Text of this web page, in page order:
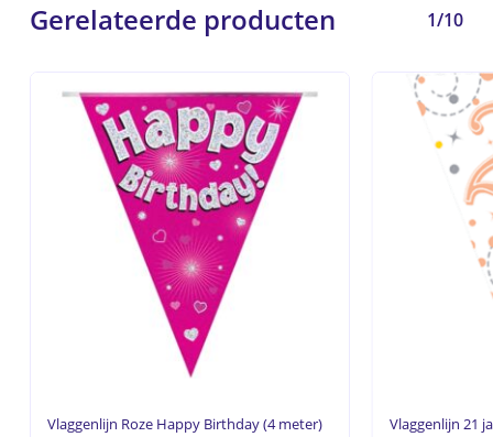
Gerelateerde producten 1/10
Vlaggenlijn Roze Happy Birthday (4 meter) Vlaggenlijn 21